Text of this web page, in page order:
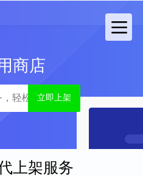
商店
立即上架
上架服务